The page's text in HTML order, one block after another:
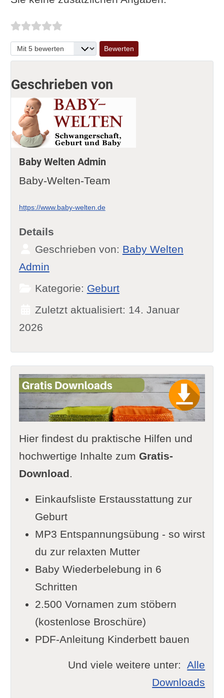
Bitte bewerten
Geschrieben von
Baby Welten Admin
Baby-Welten-Team
https://www.baby-welten.de
Details
Geschrieben von: Baby Welten
Admin
Kategorie: Geburt
Zuletzt aktualisiert: 14. Januar
2026
Hier findest du praktische Hilfen und
hochwertige Inhalte zum Gratis-
Download.
Einkaufsliste Erstausstattung zur
Geburt
MP3 Entspannungsübung - so wirst
du zur relaxten Mutter
Baby Wiederbelebung in 6
Schritten
2.500 Vornamen zum stöbern
(kostenlose Broschüre)
PDF-Anleitung Kinderbett bauen
Und viele weitere unter:Alle
Downloads